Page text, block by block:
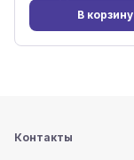
В корзину
Контакты